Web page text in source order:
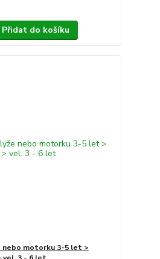
Přidat do košíku
nebo motorku 3-5 let >